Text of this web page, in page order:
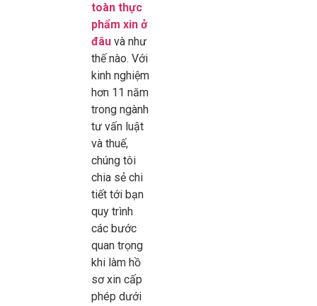
toàn thực
phẩm xin ở
đâu và như
thế nào. Với
kinh nghiệm
hơn 11 năm
trong ngành
tư vấn luật
và thuế,
chúng tôi
chia sẻ chi
tiết tới bạn
quy trình
các bước
quan trọng
khi làm hồ
sơ xin cấp
phép dưới